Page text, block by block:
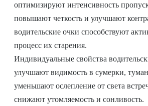
оптимизируют интенсивность
повышают четкость и улучшают
водительские очки способствуют
процесс их старения.
Индивидуальные свойства
улучшают видимость в сумерки,
уменьшают ослепление от света
снижают утомляемость и сонливость.